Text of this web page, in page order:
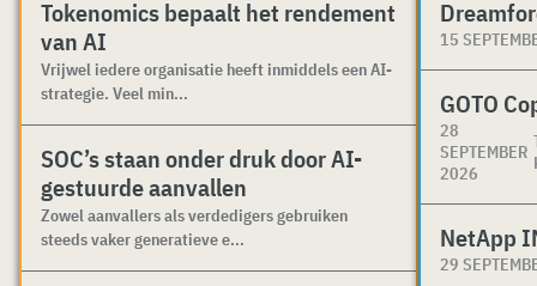
Tokenomics bepaalt het rendement
van AI
Vrijwel iedere organisatie heeft inmiddels een AI-
strategie. Veel min...
SOC’s staan onder druk door AI-
gestuurde aanvallen
Zowel aanvallers als verdedigers gebruiken
steeds vaker generatieve e...
15
GOTO
28
SEPTEMBER
2026
NetApp
29